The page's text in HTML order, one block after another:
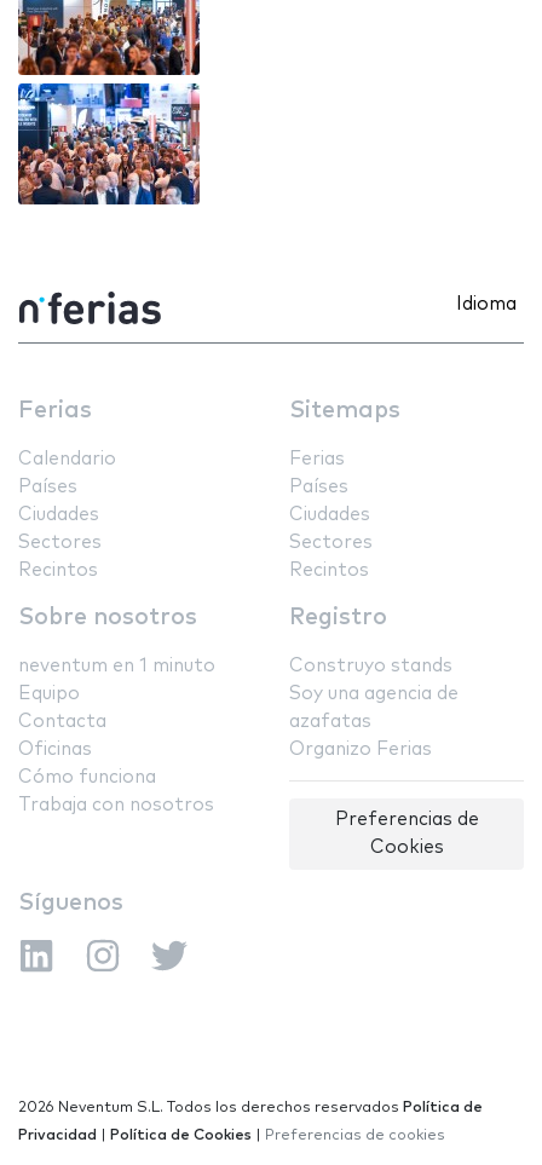
Idioma
Ferias
Calendario
Países
Ciudades
Sectores
Recintos
Sitemaps
Ferias
Países
Ciudades
Sectores
Recintos
Sobre nosotros
neventum en 1 minuto
Equipo
Contacta
Oficinas
Cómo funciona
Trabaja con nosotros
Registro
Construyo stands
Soy una agencia de
azafatas
Organizo Ferias
Preferencias de
Cookies
Síguenos
2026 Neventum S.L. Todos los derechos reservados Política de
Privacidad
Política de Cookies Preferencias de cookies